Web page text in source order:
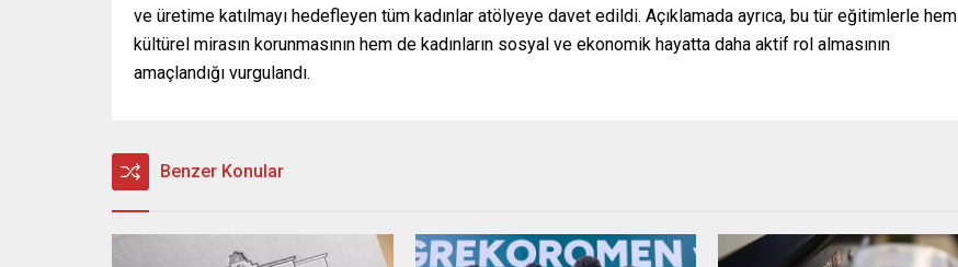
ve üretime katılmayı hedefleyen tüm kadınlar atölyeye davet edildi. Açıklamada ayrıca, bu tür eğitimlerle hem
kültürel mirasın korunmasının hem de kadınların sosyal ve ekonomik hayatta daha aktif rol almasının
amaçlandığı vurgulandı.
Benzer Konular